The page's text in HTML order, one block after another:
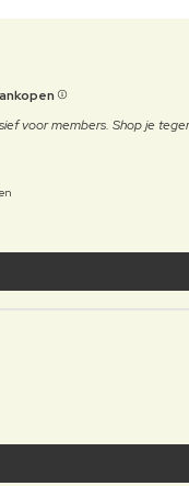
voor members. Shop je